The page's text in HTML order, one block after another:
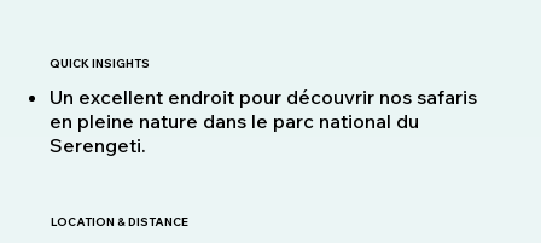
QUICK INSIGHTS
Un excellent endroit pour découvrir nos safaris
en pleine nature dans le parc national du
Serengeti.
LOCATION & DISTANCE